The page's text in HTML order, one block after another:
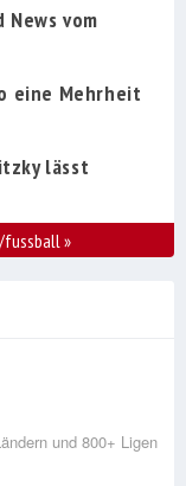
vom
eine Mehrheit
lässt
fussball»
und 800+ Ligen